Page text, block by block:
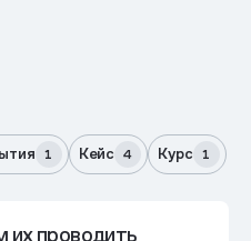
1 Кейс 4 Курс 1
их проводить